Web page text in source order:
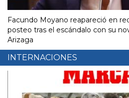
Facundo Moyano reapareció en
posteo tras el escándalo con su
Arizaga
INTERNACIONES